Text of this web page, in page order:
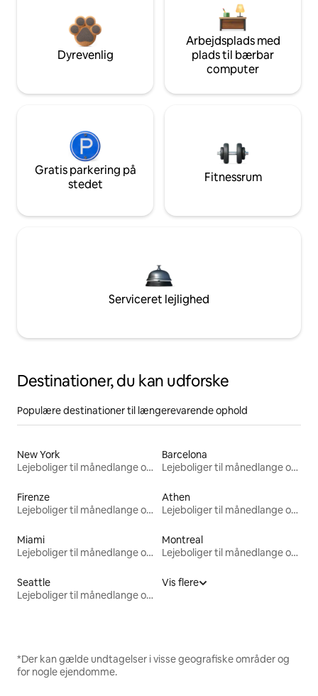
Dyrevenlig
Arbejdsplads med
plads til bærbar
computer
Gratis parkering på
stedet
Fitnessrum
Serviceret lejlighed
Destinationer, du kan udforske
Populære destinationer til længerevarende ophold
New York
Lejeboliger til månedlange ophold
Barcelona
Lejeboliger til månedlange ophold
Firenze
Lejeboliger til månedlange ophold
Athen
Lejeboliger til månedlange ophold
Miami
Lejeboliger til månedlange ophold
Montreal
Lejeboliger til månedlange ophold
Seattle
Lejeboliger til månedlange ophold
Vis flere
*Der kan gælde undtagelser i visse geografiske områder og
for nogle ejendomme.